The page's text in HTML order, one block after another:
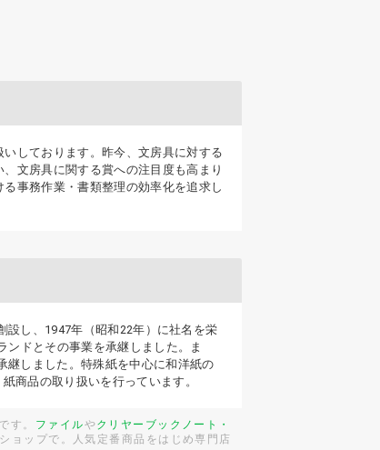
しております。昨今、文房具に対する
文房具に関する賞への注目度も高まり
事務作業・書類整理の効率化を追求し
設し、1947年（昭和22年）に社名を栄
ドとその事業を承継しました。ま
継しました。特殊紙を中心に和洋紙の
商品の取り扱いを行っています。
す。 ファイルやクリヤーブック ノート・
ョップで。人気定番商品をはじめ専門店